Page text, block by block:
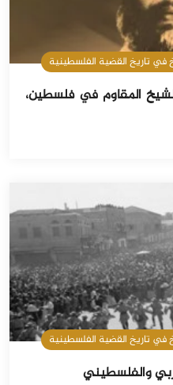
في تاريخ القضية الفلسطينية
المقاوم في فلسطين،
في تاريخ القضية الفلسطينية
والفلسطيني